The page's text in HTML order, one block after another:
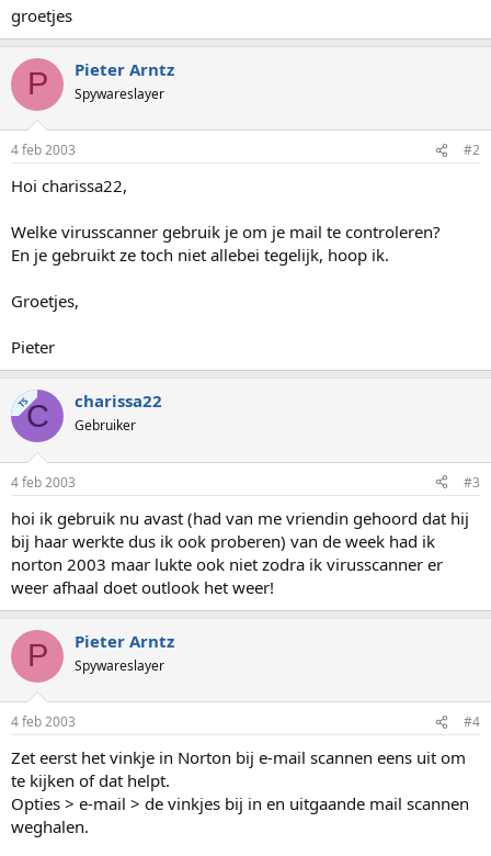
groetjes
P Pieter Arntz
Spywareslayer
4 feb 2003 #2
Hoi charissa22,
Welke virusscanner gebruik je om je mail te controleren?
En je gebruikt ze toch niet allebei tegelijk, hoop ik.
Groetjes,
Pieter
TSC charissa22
Gebruiker
4 feb 2003 #3
hoi ik gebruik nu avast (had van me vriendin gehoord dat hij
bij haar werkte dus ik ook proberen) van de week had ik
norton 2003 maar lukte ook niet zodra ik virusscanner er
weer afhaal doet outlook het weer!
P Pieter Arntz
Spywareslayer
4 feb 2003 #4
Zet eerst het vinkje in Norton bij e-mail scannen eens uit om
te kijken of dat helpt.
Opties > e-mail > de vinkjes bij in en uitgaande mail scannen
weghalen.